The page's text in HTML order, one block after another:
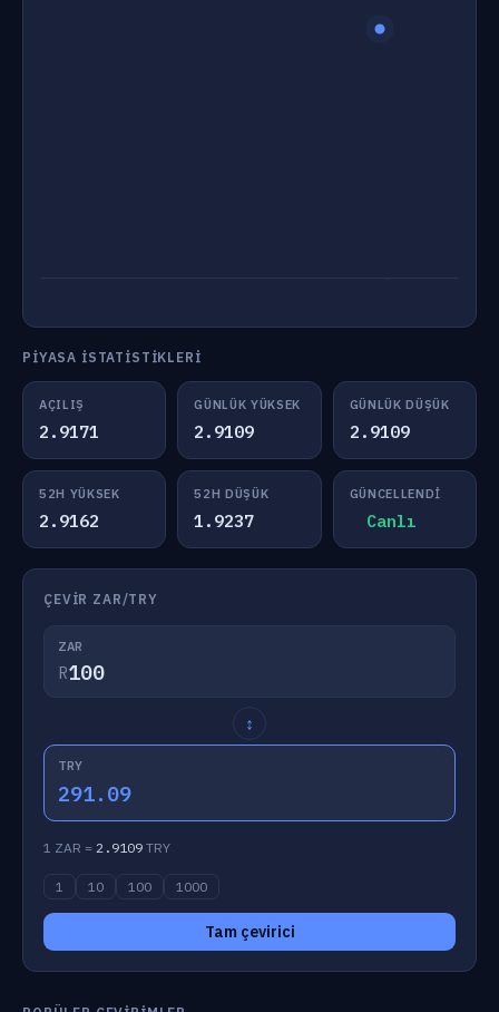
PIYASA İSTATISTIKLERI
AÇILIŞ
2.9171
GÜNLÜK YÜKSEK
2.9109
GÜNLÜK DÜŞÜK
2.9109
52H YÜKSEK
2.9162
52H DÜŞÜK
1.9237
GÜNCELLENDI
Canlı
ÇEVIR ZAR/TRY
ZAR
R
↕
TRY
291.09
1 ZAR = 2.9109 TRY
1 10 100 1000
Tam çevirici